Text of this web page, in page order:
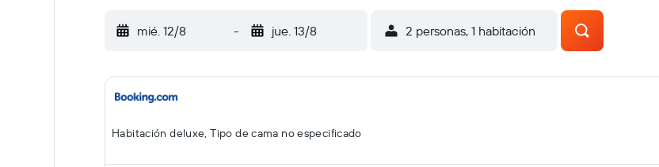
mié. 12/8 - jue. 13/8 2 personas, 1 habitación
Habitación deluxe, Tipo de cama no especificado